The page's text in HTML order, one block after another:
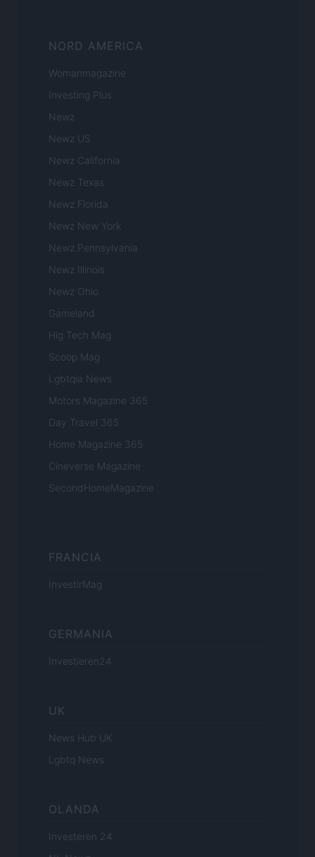
NORD AMERICA
Womanmagazine
Investing Plus
Newz
Newz US
Newz California
Newz Texas
Newz Florida
Newz New York
Newz Pennsylvania
Newz Illinois
Newz Ohio
Gameland
Hig Tech Mag
Scoop Mag
Lgbtqia News
Motors Magazine 365
Day Travel 365
Home Magazine 365
Cineverse Magazine
SecondHomeMagazine
FRANCIA
InvestirMag
GERMANIA
Investieren24
UK
News Hub UK
Lgbtq News
OLANDA
Investeren 24